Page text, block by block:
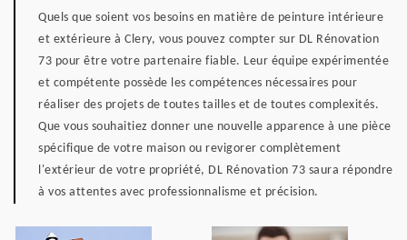
Quels que soient vos besoins en matière de peinture intérieure
et extérieure à Clery, vous pouvez compter sur DL Rénovation
73 pour être votre partenaire fiable. Leur équipe expérimentée
et compétente possède les compétences nécessaires pour
réaliser des projets de toutes tailles et de toutes complexités.
Que vous souhaitiez donner une nouvelle apparence à une pièce
spécifique de votre maison ou revigorer complètement
l'extérieur de votre propriété, DL Rénovation 73 saura répondre
à vos attentes avec professionnalisme et précision.